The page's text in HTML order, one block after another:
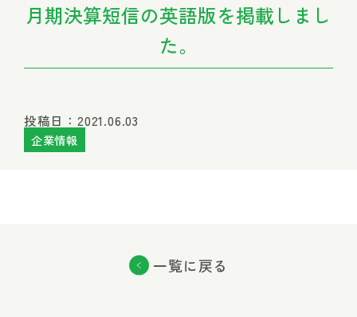
月期決算短信の英語版を掲載しまし
た。
投稿日：2021.06.03
企業情報
一覧に戻る